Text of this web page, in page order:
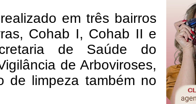
em três bairros
Cohab I, Cohab II e
de Saúde do
de Arboviroses,
de limpeza também no